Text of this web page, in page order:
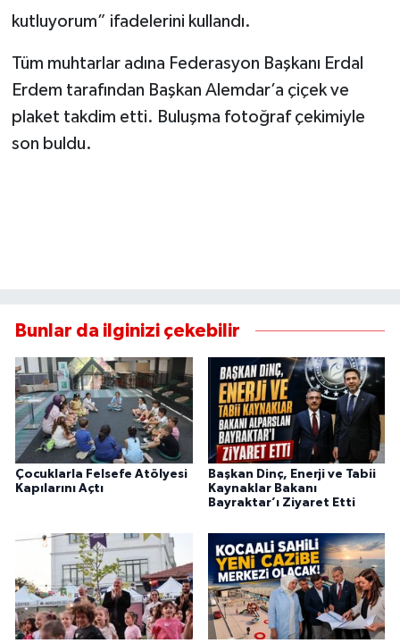
kutluyorum” ifadelerini kullandı.
Tüm muhtarlar adına Federasyon Başkanı Erdal
Erdem tarafından Başkan Alemdar’a çiçek ve
plaket takdim etti. Buluşma fotoğraf çekimiyle
son buldu.
Bunlar da ilginizi çekebilir
Çocuklarla Felsefe Atölyesi
Kapılarını Açtı
Başkan Dinç, Enerji ve Tabii
Kaynaklar Bakanı
Bayraktar’ı Ziyaret Etti